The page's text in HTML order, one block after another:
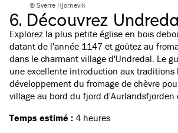
© Sverre Hjornevik
6. Découvrez
Explorez la plus petite église en bois
datant de l'année 1147 et goûtez au
dans le charmant village d'Undredal. Le
une excellente introduction aux traditions
développement du fromage de chèvre
village au bord du fjord d'Aurlandsfjorden
Temps estimé : 4 heures